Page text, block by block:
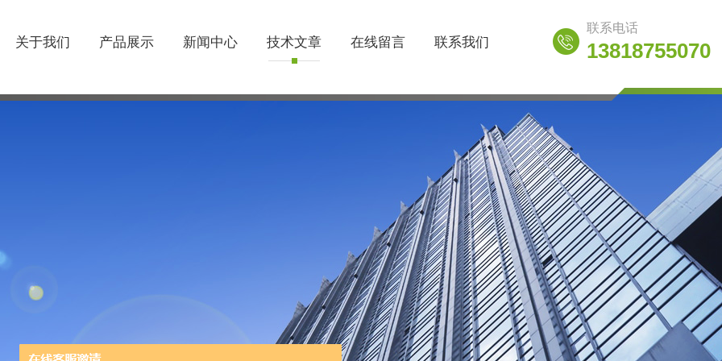
关于我们 产品展示 新闻中心 技术文章 在线留言 联系我们
联系电话
13818755070